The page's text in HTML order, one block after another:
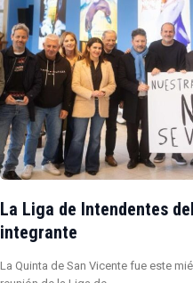
La Liga de Intendentes
integrante
La Quinta de San Vicente fue este